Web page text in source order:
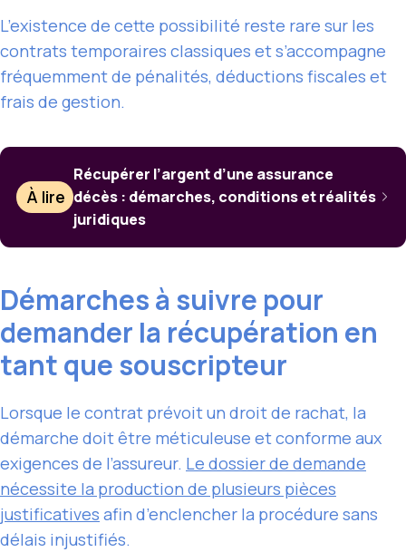
L’existence de cette possibilité reste rare sur les
contrats temporaires classiques et s’accompagne
fréquemment de pénalités, déductions fiscales et
frais de gestion.
À lire
Récupérer l’argent d’une assurance
décès : démarches, conditions et réalités
juridiques
Démarches à suivre pour
demander la récupération en
tant que souscripteur
Lorsque le contrat prévoit un droit de rachat, la
démarche doit être méticuleuse et conforme aux
exigences de l’assureur. Le dossier de demande
nécessite la production de plusieurs pièces
justificatives afin d’enclencher la procédure sans
délais injustifiés.